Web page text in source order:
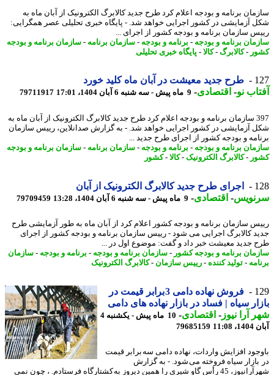
برنامه و بودجه اعلام کرد طرح جدید کالابرگ الکترونیک از آبان ماه به
آزمایشی در کشور اجرایی خواهد شد. - پایگاه خبری تحلیلی عصر همگرایی:
سازمان برنامه و بودجه کشور از اجرای ...
برنامه و بودجه-برنامه و بودجه-سازمان برنامه -سازمان برنامه و بودجه
-کالابرگ- کالا -پایگاه خبری تحلیلی
طرح جدید معیشت در آبان ماه کلید خورد
نو- اقتصادی-9 ماه پیش - سه شنبه 6 آبان 1404، 17:01 79711917
397 سازمان برنامه و بودجه اعلام کرد طرح جدید کالابرگ الکترونیک از آبان ماه به
آزمایشی در کشور اجرایی خواهد شد. - به گزارش صدانلاین، رییس سازمان
و بودجه کشور از اجرای طرح جدید ...
برنامه و بودجه-برنامه و بودجه-سازمان برنامه -سازمان برنامه و بودجه
-کالابرگ الکترونیک-کالا -کشور
اجرای طرح جدید کالابرگ الکترونیک از آبان
-اقتصادی-9 ماه پیش - سه شنبه 6 آبان 1404، 13:28 79709459
سازمان برنامه و بودجه کشور اعلام کرد از آبان ماه به طور آزمایشی طرح
کالابرگ اجرایی می شود - رییس سازمان برنامه و بودجه کشور از اجرای
جدید معیشت خبر داد و گفت: موضوع اول در ...
برنامه و بودجه کشور-سازمان برنامه و بودجه-برنامه و بودجه-سازمان
-تولید کننده-رییس سازمان -کالابرگ الکترونیک
فروش نهاده دامی 3 برابر قیمت در
سیاه | فساد در بازار نهاده های دامی
آرا نیوز-اقتصادی-
10 ماه پیش - یکشنبه 4
79685159
افزایش واردات، نهاده دامی سه برابر قیمت
سیاه فروخته می شود. - به گزارش
شهرآرانیوز، 45 رأس گاو شیری را همین دیروز به کشتارگاه فرستادم. ، چون نمی